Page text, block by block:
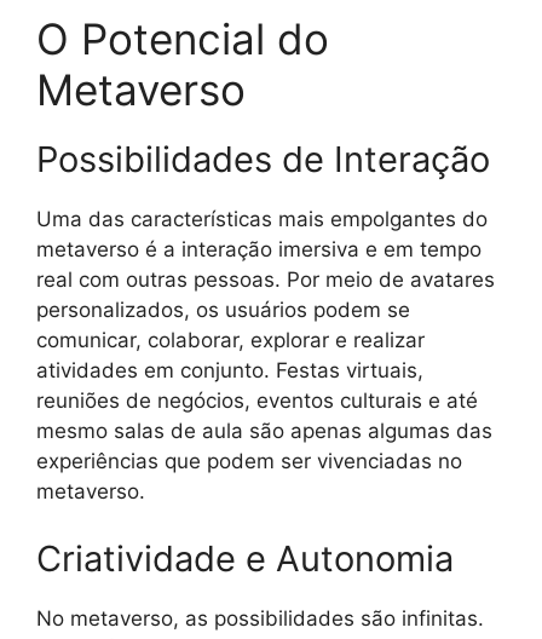
O Potencial do
Metaverso
Possibilidades de Interação
Uma das características mais empolgantes do
metaverso é a interação imersiva e em tempo
real com outras pessoas. Por meio de avatares
personalizados, os usuários podem se
comunicar, colaborar, explorar e realizar
atividades em conjunto. Festas virtuais,
reuniões de negócios, eventos culturais e até
mesmo salas de aula são apenas algumas das
experiências que podem ser vivenciadas no
metaverso.
Criatividade e Autonomia
No metaverso, as possibilidades são infinitas.